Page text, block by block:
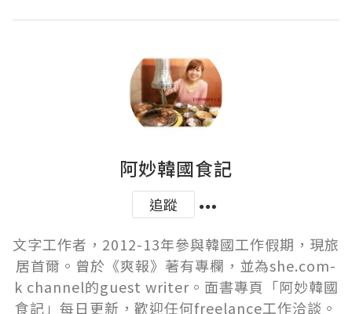
阿妙韓國食記
追蹤
文字工作者，2012-13年參與韓國工作假期，現旅
居首爾。曾於《爽報》著有專欄，並為she.com-
k channel的guest writer。面書專頁「阿妙韓國
食記」每日更新，歡迎任何freelance工作洽談。